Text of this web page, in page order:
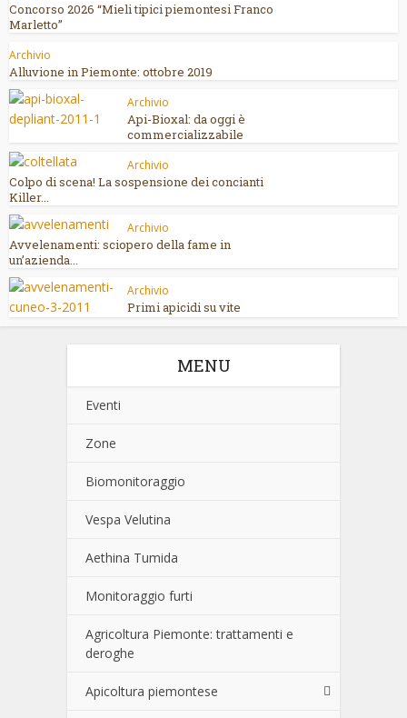
Concorso 2026 “Mieli tipici piemontesi Franco
Marletto”
Archivio
Alluvione in Piemonte: ottobre 2019
Archivio
Api-Bioxal: da oggi è
commercializzabile
Archivio
Colpo di scena! La sospensione dei concianti
Killer...
Archivio
Avvelenamenti: sciopero della fame in
un’azienda...
Archivio
Primi apicidi su vite
MENU
Eventi
Zone
Biomonitoraggio
Vespa Velutina
Aethina Tumida
Monitoraggio furti
Agricoltura Piemonte: trattamenti e
deroghe
Apicoltura piemontese